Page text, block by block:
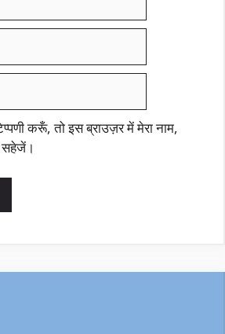
करूँ, तो इस ब्राउज़र में मेरा नाम,
सहेजें।